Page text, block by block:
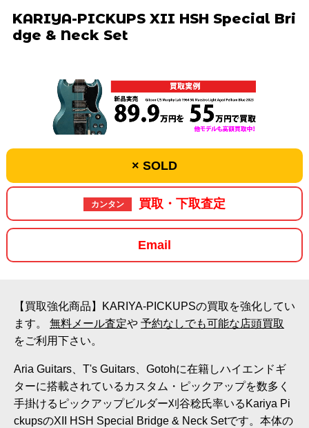
KARIYA-PICKUPS XII HSH Special Bri
dge & Neck Set
× SOLD
カンタン 買取・下取査定
Email
【買取強化商品】KARIYA-PICKUPSの買取を強化してい
ます。 無料メール査定や 予約なしでも可能な店頭買取
をご利用下さい。
Aria Guitars、T's Guitars、Gotohに在籍しハイエンドギ
ターに搭載されているカスタム・ピックアップを数多く
手掛けるピックアップビルダー刈谷稔氏率いるKariya Pi
ckupsのXII HSH Special Bridge & Neck Setです。本体の